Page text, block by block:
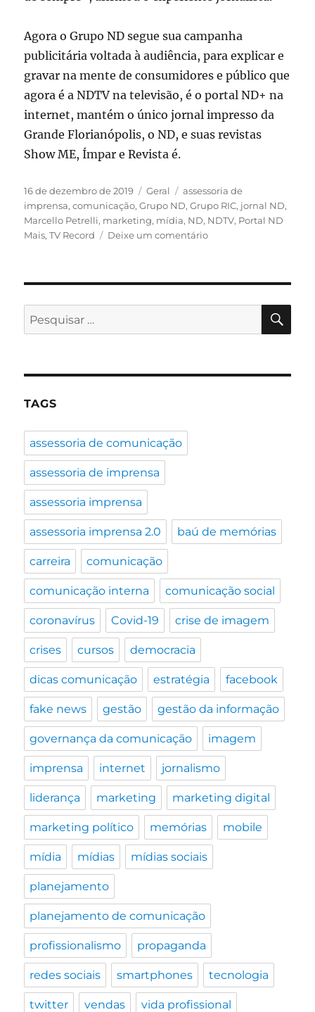
Agora o Grupo ND segue sua campanha
publicitária voltada à audiência, para explicar e
gravar na mente de consumidores e público que
agora é a NDTV na televisão, é o portal ND+ na
internet, mantém o único jornal impresso da
Grande Florianópolis, o ND, e suas revistas
Show ME, Ímpar e Revista é.
Publicado
em
16 de dezembro de 2019 Categorias
Geral Tags
assessoria de
imprensa,comunicação,Grupo ND,Grupo RIC, jornal ND,
Marcello Petrelli, marketing, mídia, ND, NDTV, Portal ND
Mais,TV Record Deixe um comentárioem
do
ND
Pesquisar
por:
TAGS
assessoria de comunicação
assessoria de imprensa
assessoria imprensa
assessoria imprensa 2.0 baú de memórias
carreira comunicação
comunicação interna comunicação social
coronavírus Covid-19 crise de imagem
crises cursos democracia
dicas comunicação estratégia facebook
fake news gestão gestão da informação
governança da comunicação imagem
imprensa internet jornalismo
liderança marketing marketing digital
marketing político memórias mobile
mídia mídias mídias sociais
planejamento
planejamento de comunicação
profissionalismo propaganda
redes sociais smartphones tecnologia
twitter vendas vida profissional